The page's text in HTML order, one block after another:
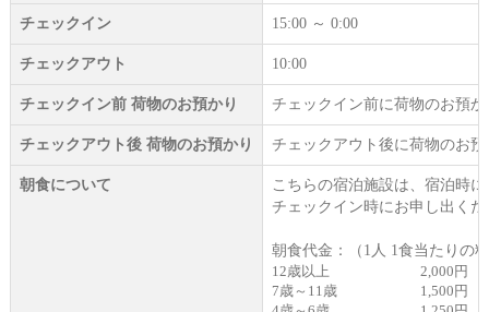
チェックイン 15:00 ～ 0:00
チェックアウト 10:00
チェックイン前 荷物のお預かり チェックイン前に荷物のお預
チェックアウト後 荷物のお預かり チェックアウト後に荷物のお
朝食について
こちらの宿泊施設は、宿泊時
チェックイン時にお申し出く
朝食代金：（1人 1食当たりの
12歳以上
2,000円
7歳～11歳
1,500円